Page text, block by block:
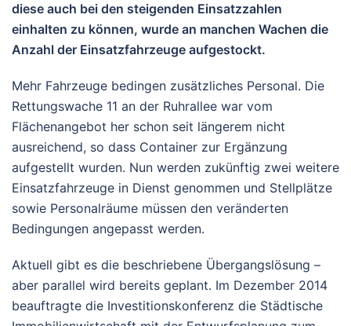
diese auch bei den steigenden Einsatzzahlen
einhalten zu können, wurde an manchen Wachen die
Anzahl der Einsatzfahrzeuge aufgestockt.
Mehr Fahrzeuge bedingen zusätzliches Personal. Die
Rettungswache 11 an der Ruhrallee war vom
Flächenangebot her schon seit längerem nicht
ausreichend, so dass Container zur Ergänzung
aufgestellt wurden. Nun werden zukünftig zwei weitere
Einsatzfahrzeuge in Dienst genommen und Stellplätze
sowie Personalräume müssen den veränderten
Bedingungen angepasst werden.
Aktuell gibt es die beschriebene Übergangslösung –
aber parallel wird bereits geplant. Im Dezember 2014
beauftragte die Investitionskonferenz die Städtische